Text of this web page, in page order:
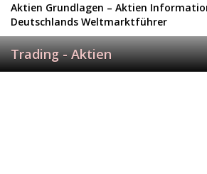
Aktien Grundlagen – Aktien
Deutschlands Weltmarktführer
Trading - Aktien